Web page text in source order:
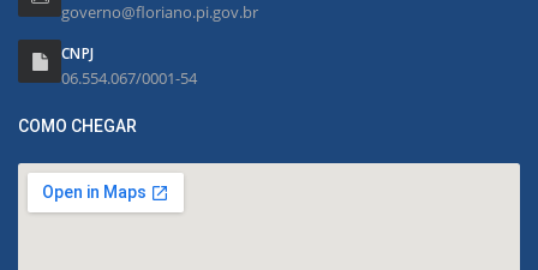
governo@floriano.pi.gov.br
CNPJ
06.554.067/0001-54
COMO CHEGAR